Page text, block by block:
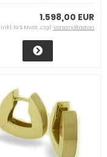
1.598,00 EUR
inkl. 19 % MwSt. zzgl.Versandkosten